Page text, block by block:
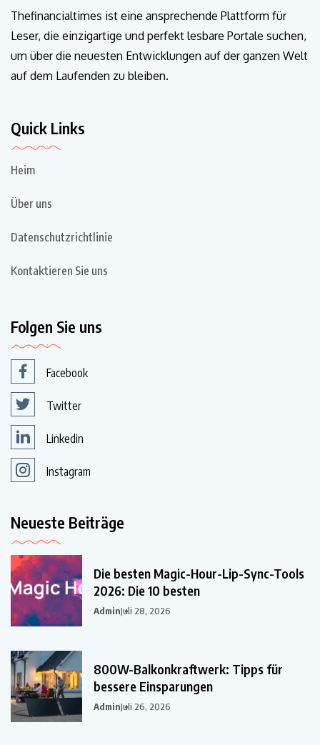
Thefinancialtimes ist eine ansprechende Plattform für
Leser, die einzigartige und perfekt lesbare Portale suchen,
um über die neuesten Entwicklungen auf der ganzen Welt
auf dem Laufenden zu bleiben.
Quick Links
Heim
Über uns
Datenschutzrichtlinie
Kontaktieren Sie uns
Folgen Sie uns
Facebook
Twitter
Linkedin
Instagram
Neueste Beiträge
Die besten Magic-Hour-Lip-Sync-Tools
2026: Die 10 besten
AdminJuli 28, 2026
800W-Balkonkraftwerk: Tipps für
bessere Einsparungen
AdminJuli 26, 2026